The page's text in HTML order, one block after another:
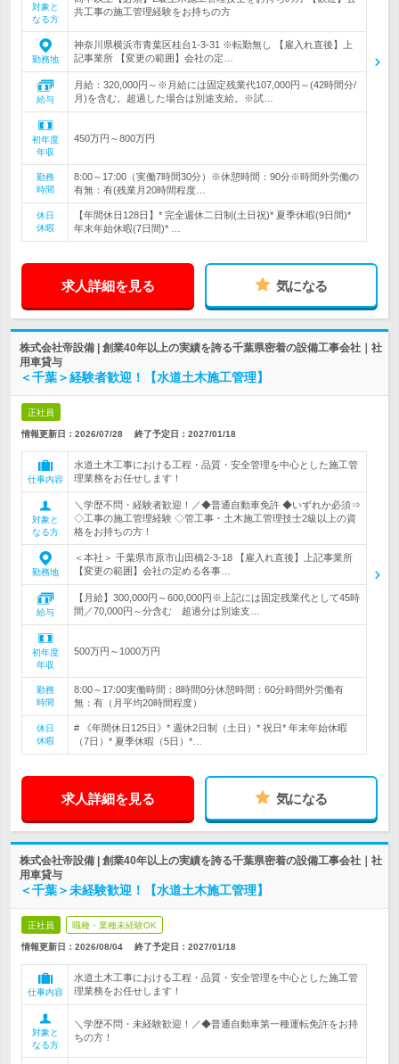
対象と
なる方
共工事の施工管理経験をお持ちの方
勤務地
神奈川県横浜市青葉区桂台1-3-31 ※転勤無し 【雇入れ直後】上
記事業所 【変更の範囲】会社の定…
給与
月給：320,000円～※月給には固定残業代107,000円～(42時間分/
月)を含む。超過した場合は別途支給。※試…
初年度
年収
450万円～800万円
勤務
時間
8:00～17:00（実働7時間30分）※休憩時間：90分※時間外労働の
有無：有(残業月20時間程度…
休日
休暇
【年間休日128日】* 完全週休二日制(土日祝)* 夏季休暇(9日間)*
年末年始休暇(7日間)* …
求人詳細を見る 気になる
株式会社帝設備 | 創業40年以上の実績を誇る千葉県密着の設備工事会社｜社
用車貸与
＜千葉＞経験者歓迎！【水道土木施工管理】
正社員
情報更新日：2026/07/28 終了予定日： 2027/01/18
仕事内容
水道土木工事における工程・品質・安全管理を中心とした施工管
理業務をお任せします！
対象と
なる方
＼学歴不問・経験者歓迎！／◆普通自動車免許 ◆いずれか必須⇒
◇工事の施工管理経験 ◇管工事・土木施工管理技士2級以上の資
格をお持ちの方！
勤務地
＜本社＞ 千葉県市原市山田橋2-3-18 【雇入れ直後】上記事業所
【変更の範囲】会社の定める各事…
給与
【月給】300,000円～600,000円※上記には固定残業代として45時
間／70,000円～分含む 超過分は別途支…
初年度
年収
500万円～1000万円
勤務
時間
8:00～17:00実働時間：8時間0分休憩時間：60分時間外労働有
無：有（月平均20時間程度）
休日
休暇
# 《年間休日125日》* 週休2日制（土日）* 祝日* 年末年始休暇
（7日）* 夏季休暇（5日）*…
求人詳細を見る 気になる
株式会社帝設備 | 創業40年以上の実績を誇る千葉県密着の設備工事会社｜社
用車貸与
＜千葉＞未経験歓迎！【水道土木施工管理】
正社員 職種・業種未経験OK
情報更新日：2026/08/04 終了予定日： 2027/01/18
仕事内容
水道土木工事における工程・品質・安全管理を中心とした施工管
理業務をお任せします！
対象と
なる方
＼学歴不問・未経験歓迎！／◆普通自動車第一種運転免許をお持
ちの方！